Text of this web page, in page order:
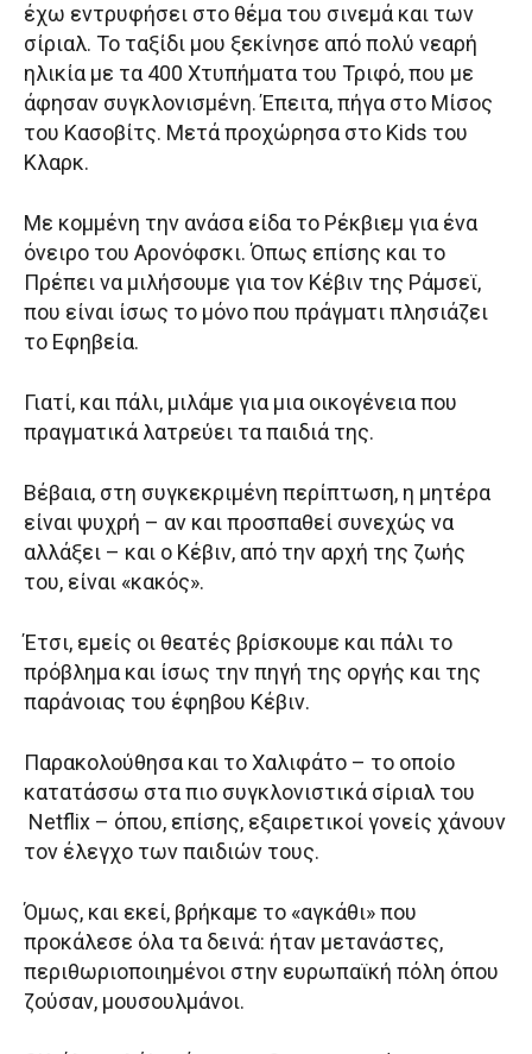
έχω εντρυφήσει στο θέμα του σινεμά και των
σίριαλ. Το ταξίδι μου ξεκίνησε από πολύ νεαρή
ηλικία με τα 400 Χτυπήματα του Τριφό, που με
άφησαν συγκλονισμένη. Έπειτα, πήγα στο Μίσος
του Κασοβίτς. Μετά προχώρησα στο Kids του
Κλαρκ.
Με κομμένη την ανάσα είδα το Ρέκβιεμ για ένα
όνειρο του Αρονόφσκι. Όπως επίσης και το
Πρέπει να μιλήσουμε για τον Κέβιν της Ράμσεϊ,
που είναι ίσως το μόνο που πράγματι πλησιάζει
το Εφηβεία.
Γιατί, και πάλι, μιλάμε για μια οικογένεια που
πραγματικά λατρεύει τα παιδιά της.
Βέβαια, στη συγκεκριμένη περίπτωση, η μητέρα
είναι ψυχρή – αν και προσπαθεί συνεχώς να
αλλάξει – και ο Κέβιν, από την αρχή της ζωής
του, είναι «κακός».
Έτσι, εμείς οι θεατές βρίσκουμε και πάλι το
πρόβλημα και ίσως την πηγή της οργής και της
παράνοιας του έφηβου Κέβιν.
Παρακολούθησα και το Χαλιφάτο – το οποίο
κατατάσσω στα πιο συγκλονιστικά σίριαλ του
Netflix – όπου, επίσης, εξαιρετικοί γονείς χάνουν
τον έλεγχο των παιδιών τους.
Όμως, και εκεί, βρήκαμε το «αγκάθι» που
προκάλεσε όλα τα δεινά: ήταν μετανάστες,
περιθωριοποιημένοι στην ευρωπαϊκή πόλη όπου
ζούσαν, μουσουλμάνοι.